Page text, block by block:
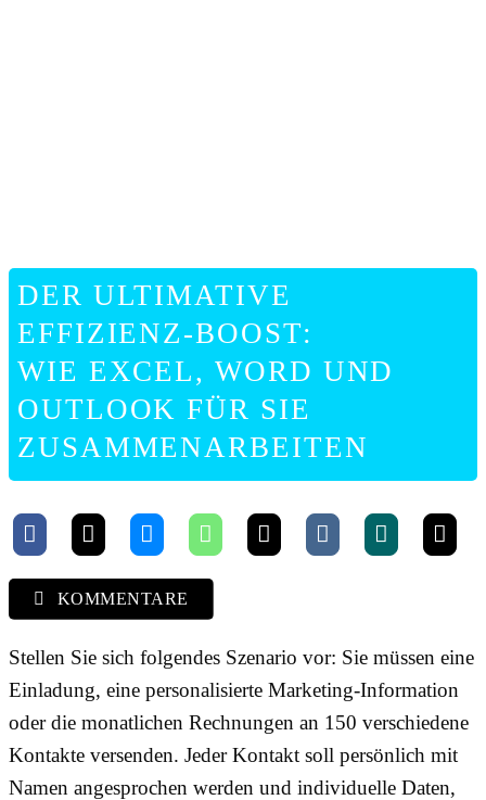
DER ULTIMATIVE
EFFIZIENZ-BOOST:
WIE EXCEL, WORD UND
OUTLOOK FÜR SIE
ZUSAMMENARBEITEN
KOMMENTARE
Stellen Sie sich folgendes Szenario vor: Sie müssen eine
Einladung, eine personalisierte Marketing-Information
oder die monatlichen Rechnungen an 150 verschiedene
Kontakte versenden. Jeder Kontakt soll persönlich mit
Namen angesprochen werden und individuelle Daten,